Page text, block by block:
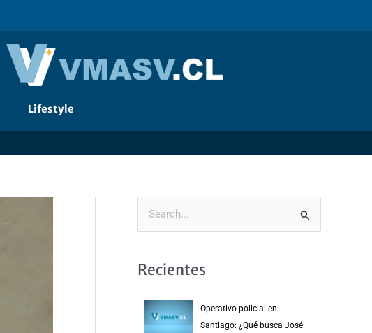
Lifestyle
Recientes
Operativo policial en
Santiago: ¿Qué busca José